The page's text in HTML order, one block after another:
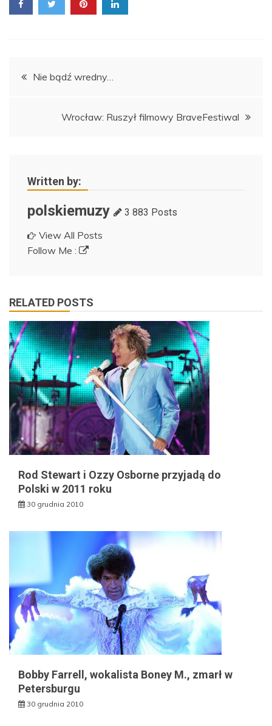
Nawigacja
Nie bądź wredny…
Wrocław: Ruszył filmowy BraveFestiwal
Written by:
polskiemuzy 3 883 Posts
View All Posts
Follow Me :
RELATED POSTS
Rod Stewart i Ozzy Osborne przyjadą do
Polski w 2011 roku
30 grudnia 2010
Bobby Farrell, wokalista Boney M., zmarł w
Petersburgu
30 grudnia 2010